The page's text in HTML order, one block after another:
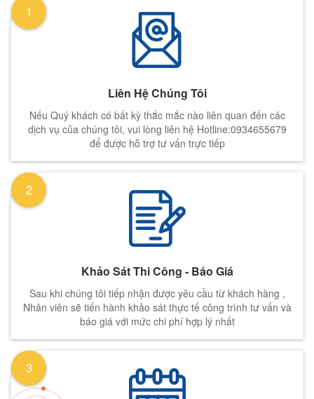
Liên Hệ Chúng Tôi
Nếu Quý khách có bất kỳ thắc mắc nào liên quan đến các
dịch vụ của chúng tôi, vui lòng liên hệ Hotline:0934655679
để được hỗ trợ tư vấn trực tiếp
1
Khảo Sát Thi Công - Báo Giá
Sau khi chúng tôi tiếp nhận được yêu cầu từ khách hàng ,
Nhân viên sẽ tiến hành khảo sát thực tế công trình tư vấn và
báo giá với mức chi phí hợp lý nhất
2
3